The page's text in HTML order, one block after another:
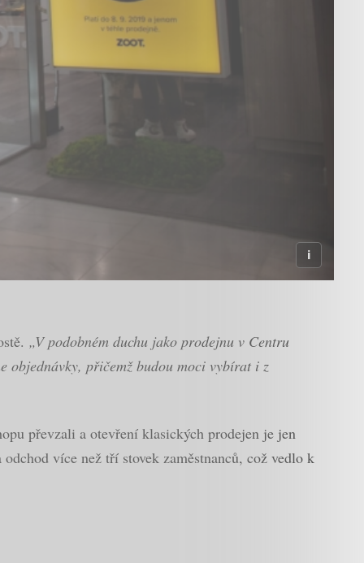
„V podobném duchu jako prodejnu v Centru
objednávky, přičemž budou moci vybírat i z
převzali a otevření klasických prodejen je jen
více než tří stovek zaměstnanců, což vedlo k